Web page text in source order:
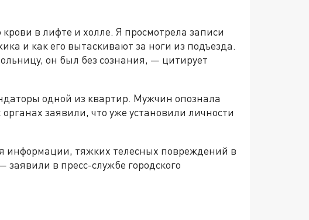
в лифте и холле. Я просмотрела записи
и как его вытаскивают за ноги из подъезда.
он был без сознания, — цитирует
одной из квартир. Мужчин опознала
заявили, что уже установили личности
тяжких телесных повреждений в
в пресс-службе городского